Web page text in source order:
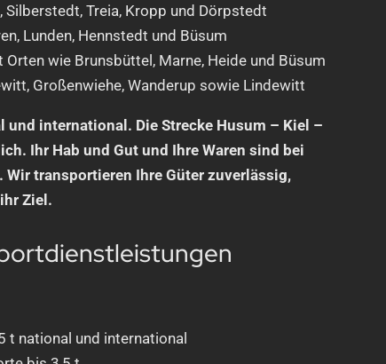
Silberstedt, Treia, Kropp und Dörpstedt
Lunden, Hennstedt und Büsum
wie Brunsbüttel, Marne, Heide und Büsum
Großenwiehe, Wanderup sowie Lindewitt
und international. Die Strecke Husum – Kiel –
Ihr Hab und Gut und Ihre Waren sind bei
Wir transportieren Ihre Güter zuverlässig,
Ziel.
t national und international